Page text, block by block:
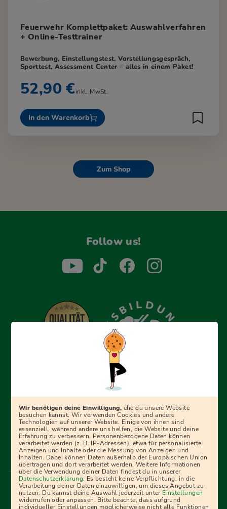
Feuerwehr Komplettpaket: Auswahlverfahren
+ Online-Testtrainer
Bewerbung, Einstellungstest, Vorstellungsgespräch,
Sporttest, Assessment Center – alles in einem Paket!
52,90 €inkl. MwSt.
In den Warenkorb
Zum Shop
Follow us!
Erfolgreich bewerben mit Ausbildungspark: Wir
begleiten dich Schritt für Schritt bei deinem Start in den
Ratgebern und Prüfungspaketen, interaktiven
Videokursen und vielem mehr. Für alle, die was werden
wollen!
Menü Fußleiste
Impressum Bildquellen Presse
Mediadaten
Partner
AGB Datenschutz
Widerrufsbelehrung
Wir benötigen deine Einwilligung, ehe du unsere Website
besuchen kannst. Wir verwenden Cookies und andere
Technologien auf unserer Website. Einige von ihnen sind
essenziell, während andere uns helfen, die Website und deine
Erfahrung zu verbessern. Personenbezogene Daten können
verarbeitet werden (z. B. IP-Adressen), etwa für personalisierte
Anzeigen und Inhalte oder die Messung von Anzeigen und
Inhalten. Dabei können Daten außerhalb der Europäischen Union
übertragen und dort verarbeitet werden. Weitere Informationen
über die Verwendung deiner Daten findest du in unserer
Datenschutzerklärung. Es besteht keine Verpflichtung, in die
Verarbeitung deiner Daten einzuwilligen, um dieses Angebot zu
nutzen. Du kannst deine Auswahl jederzeit unter Einstellungen
widerrufen oder anpassen. Bitte beachte, dass aufgrund
individueller Einstellungen möglicherweise nicht alle Funktionen